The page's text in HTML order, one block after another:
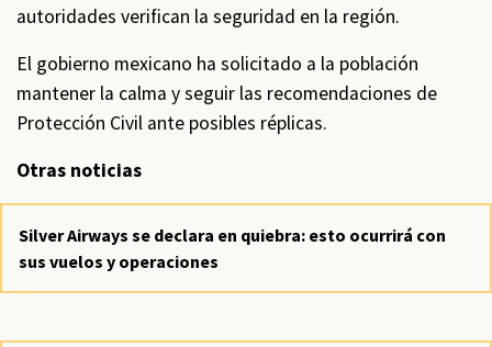
autoridades verifican la seguridad en la región.
El gobierno mexicano ha solicitado a la población
mantener la calma y seguir las recomendaciones de
Protección Civil ante posibles réplicas.
Otras noticias
Silver Airways se declara en quiebra: esto ocurrirá con
sus vuelos y operaciones